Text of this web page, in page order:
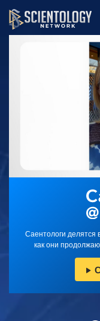
Саентологи делятся
как они